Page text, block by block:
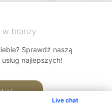
Live chat
w branży
Sprawdź naszą
najlepszych!